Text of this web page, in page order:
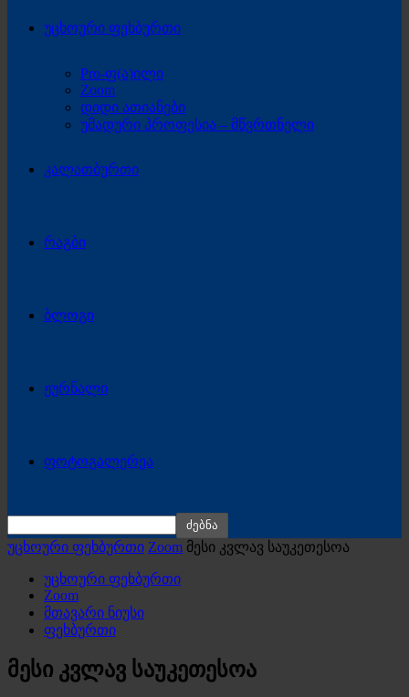
უცხოური ფეხბურთი
Pro-ფ(ა)ილი
Zoom
დიდი ათიანები
უმადური პროფესია – მწვრთნელი
კალათბურთი
რაგბი
ბლოგი
ჟურნალი
ფოტოგალერეა
უცხოური ფეხბურთი Zoom მესი კვლავ საუკეთესოა
უცხოური ფეხბურთი
Zoom
მთავარი ნიუსი
ფეხბურთი
მესი კვლავ საუკეთესოა